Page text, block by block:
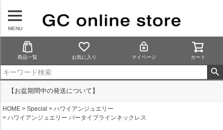
MENU
商品一覧 お気に入り マイページ カート
【お盆期間中の発送について】
HOME Special
ハワイアンジュエリー
ハワイアンジュエリー バータイプラインネックレス